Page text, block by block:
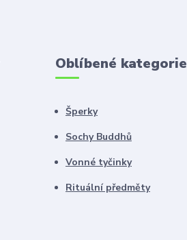
Oblíbené kategorie
Šperky
Sochy Buddhů
Vonné tyčinky
Rituální předměty